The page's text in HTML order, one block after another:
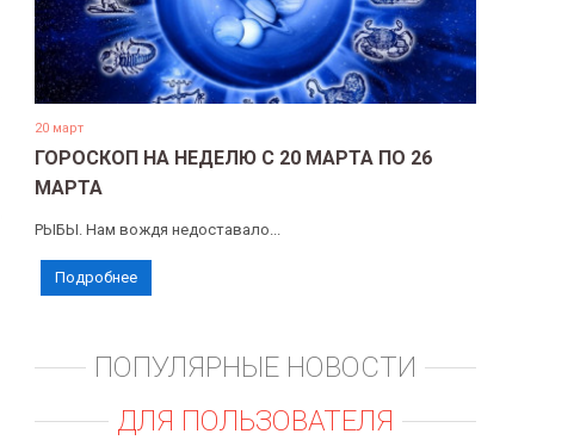
20 март
ГОРОСКОП НА НЕДЕЛЮ С 20 МАРТА ПО 26
МАРТА
РЫБЫ. Нам вождя недоставало...
Подробнее
ПОПУЛЯРНЫЕ НОВОСТИ
ДЛЯ ПОЛЬЗОВАТЕЛЯ